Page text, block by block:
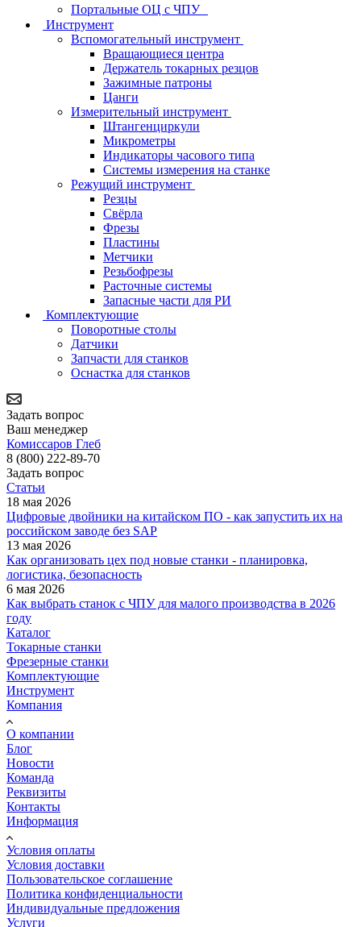
Портальные ОЦ с ЧПУ
Инструмент
Вспомогательный инструмент
Вращающиеся центра
Держатель токарных резцов
Зажимные патроны
Цанги
Измерительный инструмент
Штангенциркули
Микрометры
Индикаторы часового типа
Системы измерения на станке
Режущий инструмент
Резцы
Свёрла
Фрезы
Пластины
Метчики
Резьбофрезы
Расточные системы
Запасные части для РИ
Комплектующие
Поворотные столы
Датчики
Запчасти для станков
Оснастка для станков
Задать вопрос
Ваш менеджер
Комиссаров Глеб
8 (800) 222-89-70
Задать вопрос
Статьи
18 мая 2026
Цифровые двойники на китайском ПО - как запустить их на
российском заводе без SAP
13 мая 2026
Как организовать цех под новые станки - планировка,
логистика, безопасность
6 мая 2026
Как выбрать станок с ЧПУ для малого производства в 2026
году
Каталог
Токарные станки
Фрезерные станки
Комплектующие
Инструмент
Компания
О компании
Блог
Новости
Команда
Реквизиты
Контакты
Информация
Условия оплаты
Условия доставки
Пользовательское соглашение
Политика конфиденциальности
Индивидуальные предложения
Услуги